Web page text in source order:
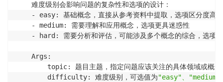
    难度级别会影响问题的复杂性和选项的设计：
    - easy: 基础概念，直接从参考资料中提取，选项区分度高
    - medium: 需要理解和应用概念，选项更具迷惑性
- hard: 需要分析和评估，可能涉及多个概念的综合，选项
    Args:
        topic: 题目主题，指定问题应该关注的具体领域或概念
        difficulty: 难度级别，可选值为
"easy"、